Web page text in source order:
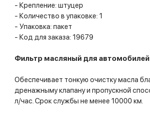
- Крепление: штуцер
- Количество в упаковке: 1
- Упаковка: пакет
- Код для заказа: 19679
Фильтр масляный для
Обеспечивает тонкую очистку масла
дренажныму клапану и пропускной
л/час. Срок службы не менее 10000 км.